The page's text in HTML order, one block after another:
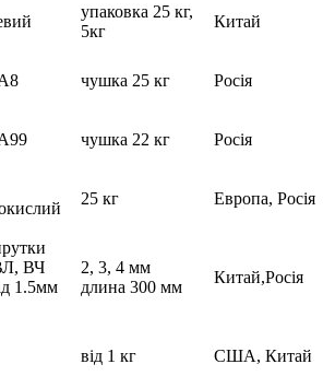
упаковка 25 кг,
5кг
Китай
чушка 25 кг Росія
чушка 22 кг Росія
25 кг Европа, Росія
ВЧ
1.5мм
2, 3, 4 мм
длина 300 мм
Китай,Росія
від 1 кг США, Китай